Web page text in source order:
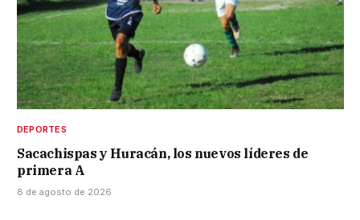
DEPORTES
Sacachispas y Huracán, los nuevos líderes de
primera A
8 de agosto de 2026